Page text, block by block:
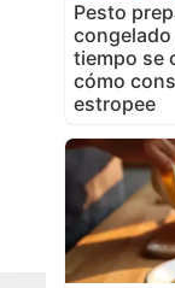
Pesto
tiempo se
cómo
estropee